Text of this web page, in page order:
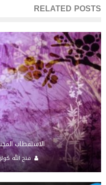
RELATED POSTS
الاستقطاب
فتح الله